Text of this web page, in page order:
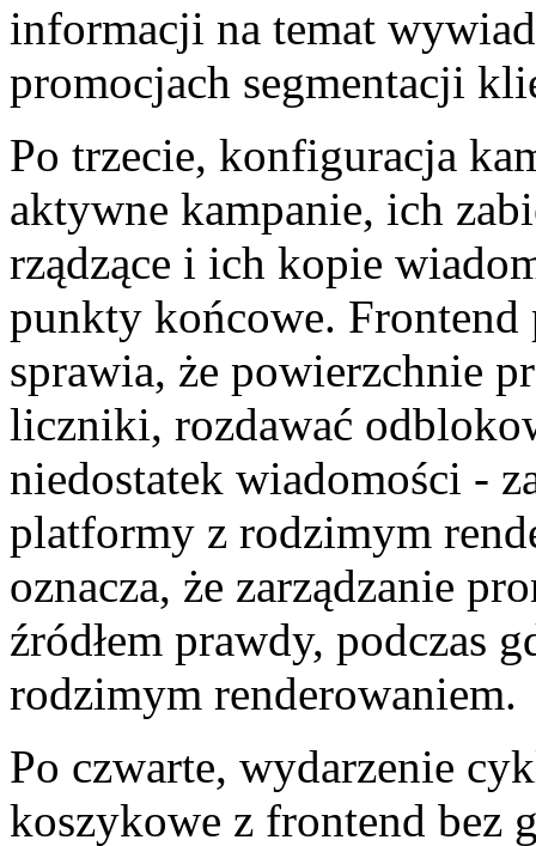
informacji na temat
promocjach segmentacji
Po trzecie, konfiguracja
aktywne kampanie, ich
rządzące i ich kopie
punkty końcowe.
sprawia, że powierzchnie
liczniki, rozdawać
niedostatek wiadomości -
platformy z rodzimym
oznacza, że zarządzanie
źródłem prawdy, podczas
rodzimym renderowaniem.
Po czwarte, wydarzenie
koszykowe z frontend bez